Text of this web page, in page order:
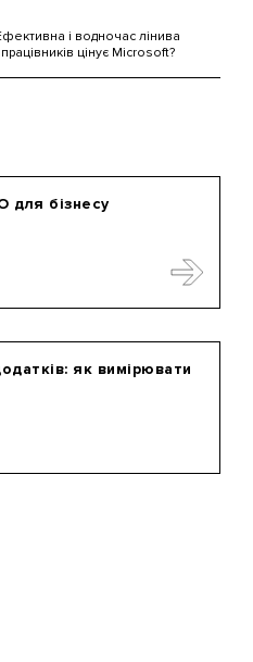
і водночас лінива
цінує Microsoft?
як вимірювати
для бізнесу